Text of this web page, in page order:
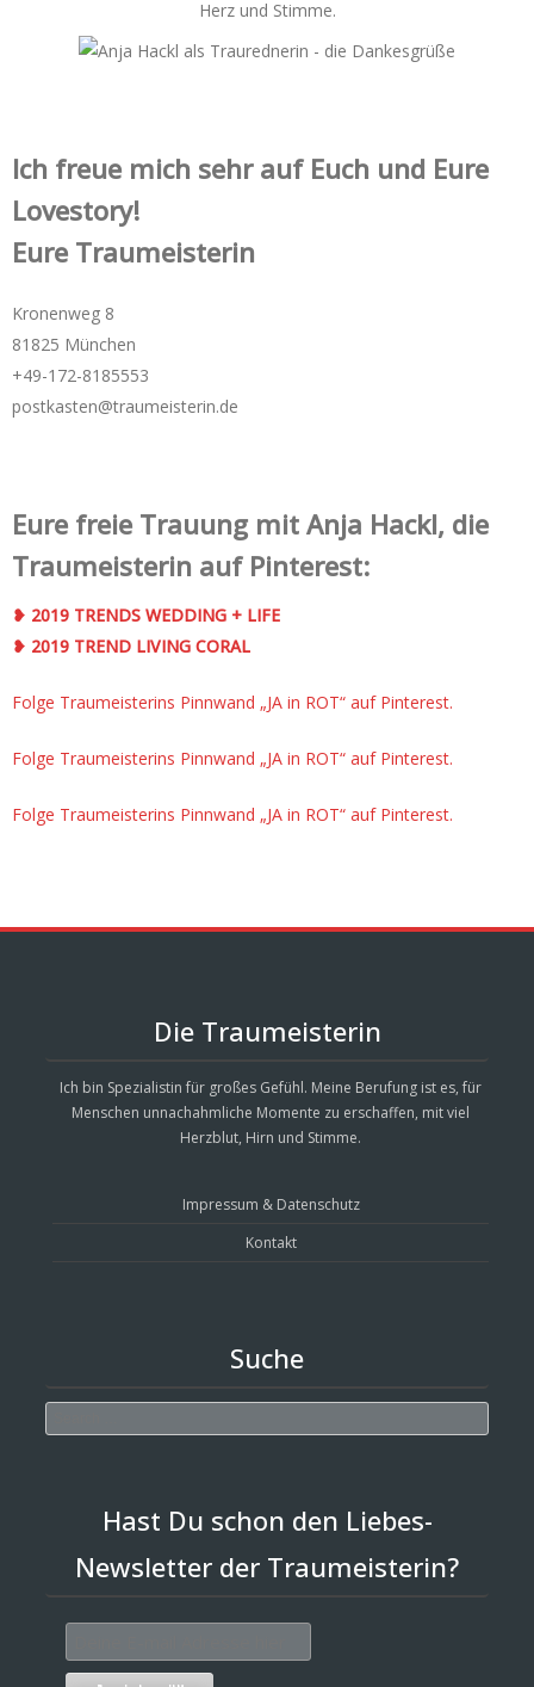
Ich freue mich sehr auf Euch und Eure
Lovestory!
Eure Traumeisterin
Kronenweg 8
81825 München
+49-172-­8185553
postkasten@traumeisterin.de
Eure freie Trauung mit Anja Hackl, die
Traumeisterin auf Pinterest:
❥ 2019 TRENDS WEDDING + LIFE
❥ 2019 TREND LIVING CORAL
Folge Traumeisterins Pinnwand „JA in ROT“ auf Pinterest.
Folge Traumeisterins Pinnwand „JA in ROT“ auf Pinterest.
Folge Traumeisterins Pinnwand „JA in ROT“ auf Pinterest.
Die Traumeisterin
Ich bin Spezialistin für großes Gefühl. Meine Berufung ist es, für
Menschen unnachahmliche Momente zu erschaffen, mit viel
Herzblut, Hirn und Stimme.
Impressum & Datenschutz
Kontakt
Suche
Hast Du schon den Liebes-
Newsletter der Traumeisterin?